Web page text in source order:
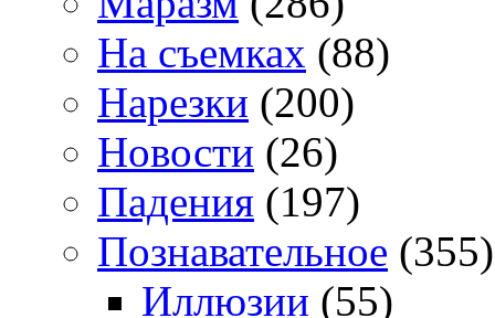
На съемках (88)
Нарезки (200)
Новости (26)
Падения (197)
Познавательное (355)
Иллюзии (55)